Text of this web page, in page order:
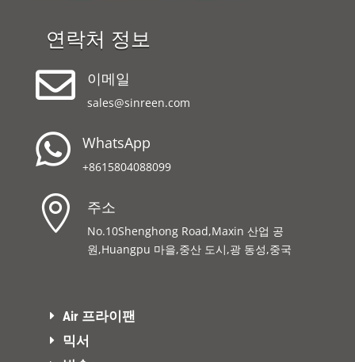
연락처 정보
 이메일
sales@sinreen.com
 WhatsApp
+8615804088099
 주소
No.10Shenghong Road,Maxin 산업 공
원,Huangpu 마을,중산 도시,광 동성,중국
Air 프라이팬
믹서